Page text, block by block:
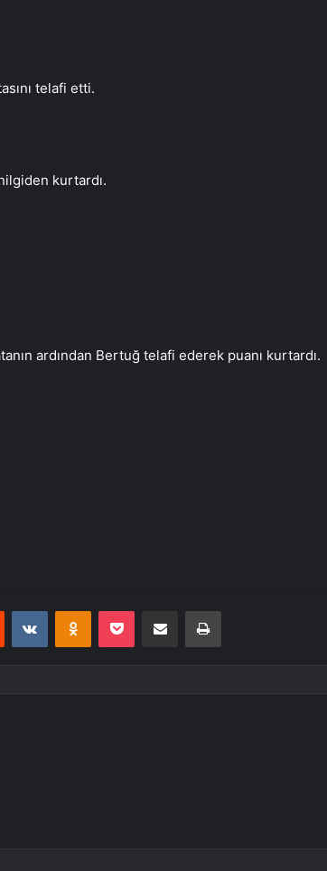
telafi etti.
kurtardı.
ardından Bertuğ telafi ederek puanı kurtardı.
Reddit VKontakteOdnoklassniki
Pocket E-Posta ile paylaş Yazdır